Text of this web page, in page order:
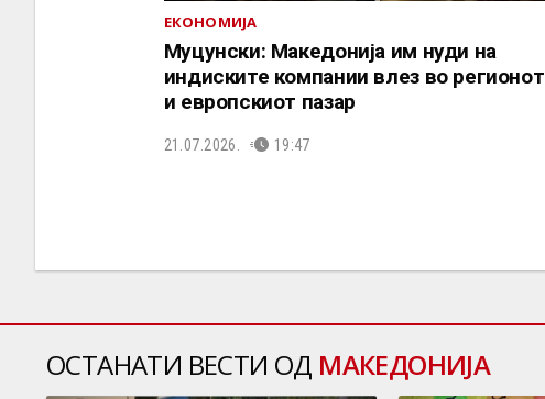
ЕКОНОМИЈА
Муцунски: Македонија им нуди на
индиските компании влез во регионот
и европскиот пазар
21.07.2026. 19:47
ОСТАНАТИ ВЕСТИ ОД МАКЕДОНИЈА